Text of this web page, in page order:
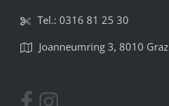
Tel.: 0316 81 25 30
Joanneumring 3, 8010 Graz